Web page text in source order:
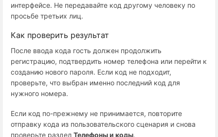
интерфейсе. Не передавайте код другому человеку по
просьбе третьих лиц.
Как проверить результат
После ввода кода гость должен продолжить
регистрацию, подтвердить номер телефона или перейти к
созданию нового пароля. Если код не подходит,
проверьте, что выбран именно последний код для
нужного номера.
Если код по-прежнему не принимается, повторите
отправку кода из пользовательского сценария и снова
проверьте раздел Телефоны и коды.